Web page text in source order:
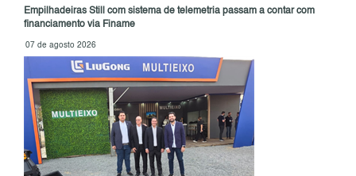
Empilhadeiras Still com sistema de telemetria passam a contar com
financiamento via Finame
07 de agosto 2026